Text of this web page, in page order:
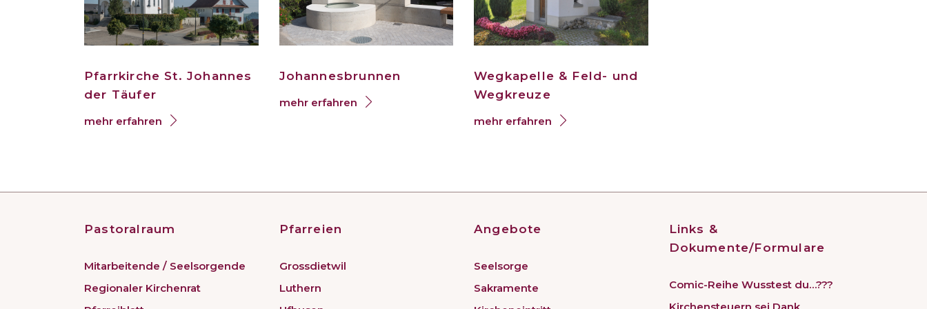
Pfarrkirche St. Johannes
der Täufer
mehr erfahren
Johannesbrunnen
mehr erfahren
Wegkapelle & Feld- und
Wegkreuze
mehr erfahren
Pastoralraum
Mitarbeitende / Seelsorgende
Regionaler Kirchenrat
Pfarreien
Grossdietwil
Luthern
Angebote
Seelsorge
Sakramente
Links &
Dokumente/Formulare
Comic-Reihe Wusstest du…???